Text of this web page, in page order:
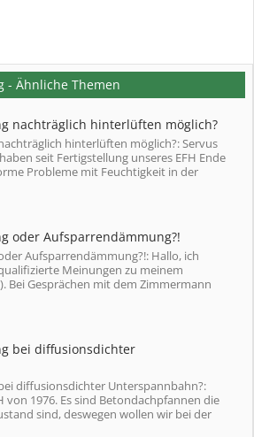
- Ähnliche Themen
nachträglich hinterlüften möglich?
hinterlüften möglich?: Servus
seit Fertigstellung unseres EFH Ende
Probleme mit Feuchtigkeit in der
oder Aufsparrendämmung?!
Aufsparrendämmung?!: Hallo, ich
Meinungen zu meinem
Bei Gesprächen mit dem Zimmermann
bei diffusionsdichter
diffusionsdichter Unterspannbahn?:
von 1976. Es sind Betondachpfannen die
sind, deswegen wollen wir bei der